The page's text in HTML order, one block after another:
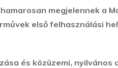
megjelennek a
első felhasználási
és közüzemi, nyilvános